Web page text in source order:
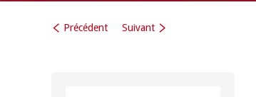
Précédent Suivant